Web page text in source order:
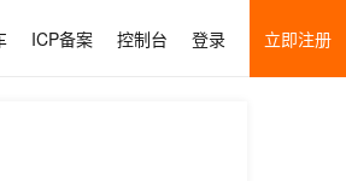
ICP备案 控制台 登录 立即注册